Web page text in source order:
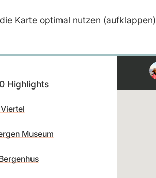
Karte optimal nutzen (aufklappen)
Highlights
Museum